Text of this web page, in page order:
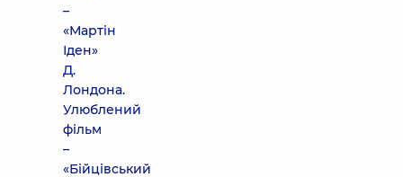
–
«Мартін
Іден»
Д.
Лондона.
Улюблений
фільм
–
«Бійцівський